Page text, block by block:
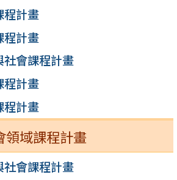
程計畫
程計畫
會課程計畫
程計畫
程計畫
領域課程計畫
會課程計畫